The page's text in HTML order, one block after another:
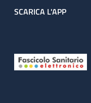
SCARICA L'APP